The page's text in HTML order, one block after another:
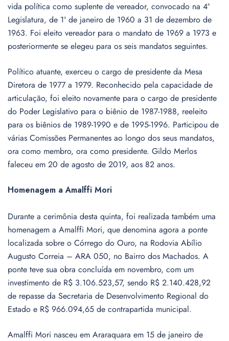
vida política como suplente de vereador, convocado na 4ª
Legislatura, de 1º de janeiro de 1960 a 31 de dezembro de
1963. Foi eleito vereador para o mandato de 1969 a 1973 e
posteriormente se elegeu para os seis mandatos seguintes.
Político atuante, exerceu o cargo de presidente da Mesa
Diretora de 1977 a 1979. Reconhecido pela capacidade de
articulação, foi eleito novamente para o cargo de presidente
do Poder Legislativo para o biênio de 1987-1988, reeleito
para os biênios de 1989-1990 e de 1995-1996. Participou de
várias Comissões Permanentes ao longo dos seus mandatos,
ora como membro, ora como presidente. Gildo Merlos
faleceu em 20 de agosto de 2019, aos 82 anos.
Homenagem a Amalffi Mori
Durante a cerimônia desta quinta, foi realizada também uma
homenagem a Amalffi Mori, que denomina agora a ponte
localizada sobre o Córrego do Ouro, na Rodovia Abílio
Augusto Correia – ARA 050, no Bairro dos Machados. A
ponte teve sua obra concluída em novembro, com um
investimento de R$ 3.106.523,57, sendo R$ 2.140.428,92
de repasse da Secretaria de Desenvolvimento Regional do
Estado e R$ 966.094,65 de contrapartida municipal.
Amalffi Mori nasceu em Araraquara em 15 de janeiro de